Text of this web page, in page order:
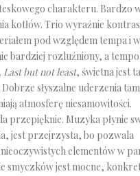
charakteru. Bardzo
kotłów. Trio wyraźnie
pod względem tempa i
bardziej rozluźniony, a
Last but not least, świetna jest
słyszalne uderzenia
atmosferę niesamowitości.
przepięknie. Muzyka płynie
jest przejrzysta, bo pozwala
nieoczywistych elementów w
smyczków jest mocne,